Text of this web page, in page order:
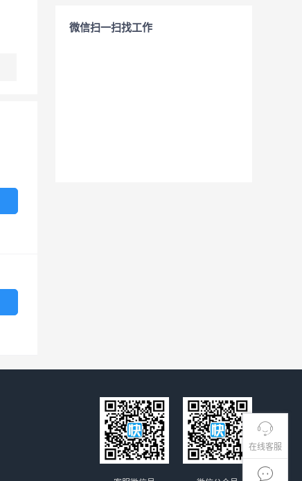
在线客服
微信扫一扫找工作